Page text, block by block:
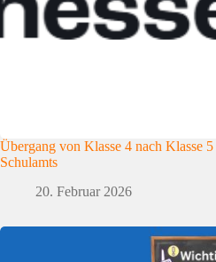
Übergang von Klasse 4 nach Klasse
Schulamts
20. Februar 2026